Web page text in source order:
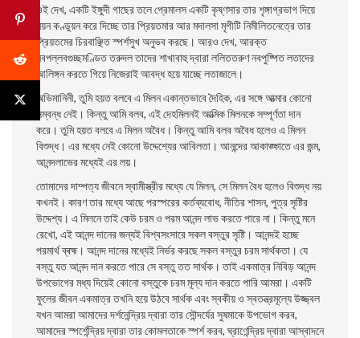
ওই দেখ, একটি ইঙ্গুদী গাছের তলে প্রেমালস একটি কৃষ্ণসার তার শৃঙ্গাগ্রভাগ দিয়ে
নয়ন কণ্ডুয়ন করে দিচ্ছে তার প্রিয়তমার আর মদালসা মৃগীটি নিমীলিতনেত্রে তার
প্রিয়তমের চিরবাঞ্ছিত স্পর্শসুখ অনুভব করছে। আরও দেখ, আরক্ত
নবপল্লবগুচ্ছমণ্ডিত তরুদল তাদের শাখাবাহু দ্বারা ললিততরুণ নবপুষ্পিত লতাদের
আলিঙ্গন করতে গিয়ে নিজেরাই আবদ্ধ হয়ে যাচ্ছে লতাজালে।
অভিমানিনী, তুমি হয়ত বলবে এ মিলন একান্তভাবে দৈহিক, এর সঙ্গে আত্মার কোনাে
সম্বন্ধ নেই। কিন্তু আমি বলব, এই দেহমিলনই আত্মিক মিলনকে সম্পূর্ণতা দান
করে। তুমি হয়ত বলবে এ মিলন অবৈধ। কিন্তু আমি বলব অবৈধ হলেও এ মিলন
বিশুদ্ধ। এর মধ্যে নেই কোনাে উদ্দেশ্যের আবিলতা। আনন্দের আকাঙ্ক্ষাতে এর জন্ম,
আনন্দলাভের মধ্যেই এর লয়।
তােমাদের দাম্পত্য জীবনে স্বামীস্ত্রীর মধ্যে যে মিলন, সে মিলন বৈধ হলেও বিশুদ্ধ নয়
কখনই। কারণ তার মধ্যে আছে পরস্পরের কর্তব্যবােধ, নীতির শাসন, পুত্র সৃষ্টির
উদ্দেশ্য। এ মিলনে তাই কেউ চরম ও পরম আনন্দ লাভ করতে পারে না। কিন্তু মনে
রেখাে, এই আনন্দ দানের জন্যই বিশ্বসংসারে সকল বস্তুর সৃষ্টি। আনন্দই হচ্ছে
পরমার্থ ব্ৰহ্ম। আনন্দ দানের মধ্যেই নির্ভর করছে সকল বস্তুর চরম সার্থকতা। যে
বস্তু যত আনন্দ দান করতে পারে সে বস্তু তত সার্থক। তাই একমাত্র নিবিড় আনন্দ
উপভােগের মধ্য দিয়েই কোনাে বস্তুকে চরম মূল্য দান করতে পারি আমরা। একটি
ফুলের জীবন একমাত্র তখনি হয়ে উঠবে সার্থক এবং স্বকীয় ও স্বতন্ত্রমূল্যে উজ্জ্বল
যখন আমরা আমাদের দর্শনেন্দ্রিয় দ্বারা তার সৌন্দর্যের সুষমাকে উপভােগ করব,
আমাদের স্পর্শেন্দ্রিয় দ্বারা তার কোমলতাকে স্পর্শ করব, ঘ্রাণেন্দ্রিয় দ্বারা আস্বাদনে